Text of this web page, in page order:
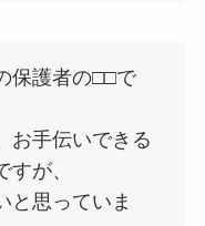
保護者の□□で
お手伝いできる
が、
と思っていま